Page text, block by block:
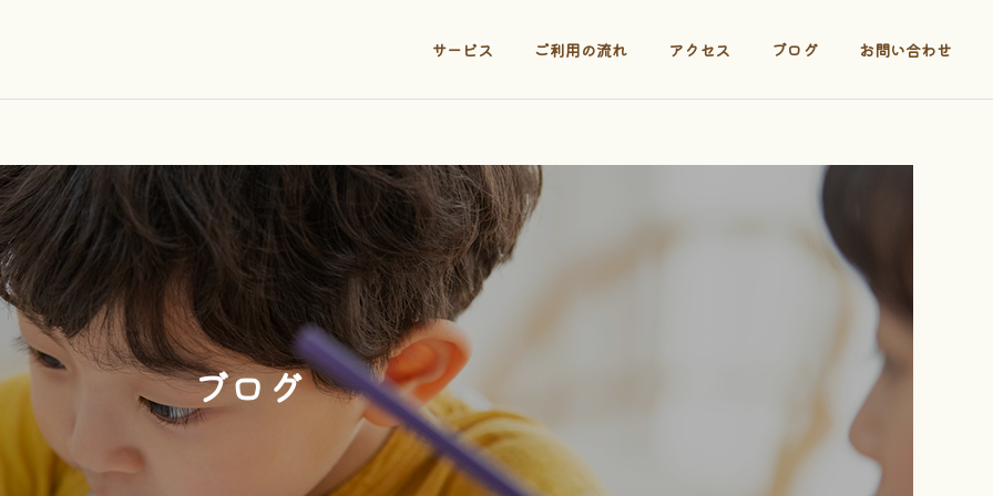
サービス ご利用の流れ アクセス ブログ お問い合わせ
ブログ